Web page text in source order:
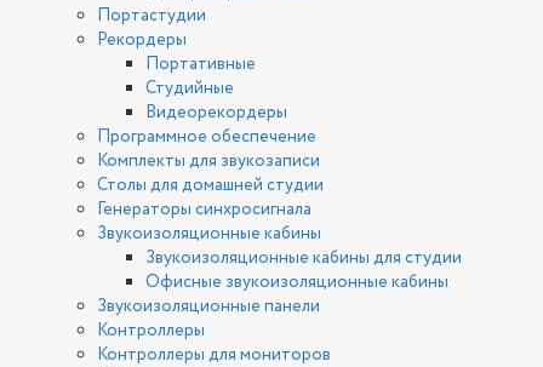
Портастудии
Рекордеры
Портативные
Студийные
Видеорекордеры
Программное обеспечение
Комплекты для звукозаписи
Столы для домашней студии
Генераторы синхросигнала
Звукоизоляционные кабины
Звукоизоляционные кабины для студии
Офисные звукоизоляционные кабины
Звукоизоляционные панели
Контроллеры
Контроллеры для мониторов